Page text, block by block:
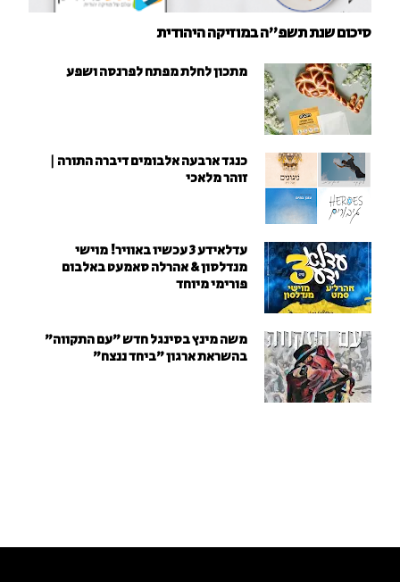
סיכום שנת תשפ"ה במוזיקה היהודית
מתכון לחלת מפתח לפרנסה ושפע
כנגד ארבעה אלבומים דיברה התורה |
זוהר מלאכי
עדלאידע 3 עכשיו באוויר! מוישי
מנדלסון & אהרלה סאמעט באלבום
פורימי מיוחד
משה מינץ בסינגל חדש ״עם התקווה״
בהשראת ארגון "ביחד ננצח"